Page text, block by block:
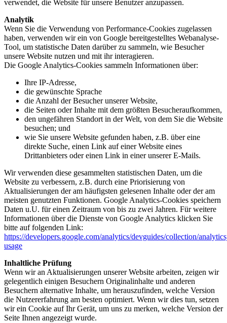
verwendet, die Website für unsere Benutzer anzupassen.
Analytik
Wenn Sie die Verwendung von Performance-Cookies zugelassen
haben, verwenden wir ein von Google bereitgestelltes Webanalyse-
Tool, um statistische Daten darüber zu sammeln, wie Besucher
unsere Website nutzen und mit ihr interagieren.
Die Google Analytics-Cookies sammeln Informationen über:
Ihre IP-Adresse,
die gewünschte Sprache
die Anzahl der Besucher unserer Website,
die Seiten oder Inhalte mit dem größten Besucheraufkommen,
den ungefähren Standort in der Welt, von dem Sie die Website
besuchen; und
wie Sie unsere Website gefunden haben, z.B. über eine
direkte Suche, einen Link auf einer Website eines
Drittanbieters oder einen Link in einer unserer E-Mails.
Wir verwenden diese gesammelten statistischen Daten, um die
Website zu verbessern, z.B. durch eine Priorisierung von
Aktualisierungen der am häufigsten gelesenen Inhalte oder der am
meisten genutzten Funktionen. Google Analytics-Cookies speichern
Daten u.U. für einen Zeitraum von bis zu zwei Jahren. Für weitere
Informationen über die Dienste von Google Analytics klicken Sie
bitte auf folgenden Link:
https://developers.google.com/analytics/devguides/collection/
usage
Inhaltliche Prüfung
Wenn wir an Aktualisierungen unserer Website arbeiten, zeigen wir
gelegentlich einigen Besuchern Originalinhalte und anderen
Besuchern alternative Inhalte, um herauszufinden, welche Version
die Nutzererfahrung am besten optimiert. Wenn wir dies tun, setzen
wir ein Cookie auf Ihr Gerät, um uns zu merken, welche Version der
Seite Ihnen angezeigt wurde.